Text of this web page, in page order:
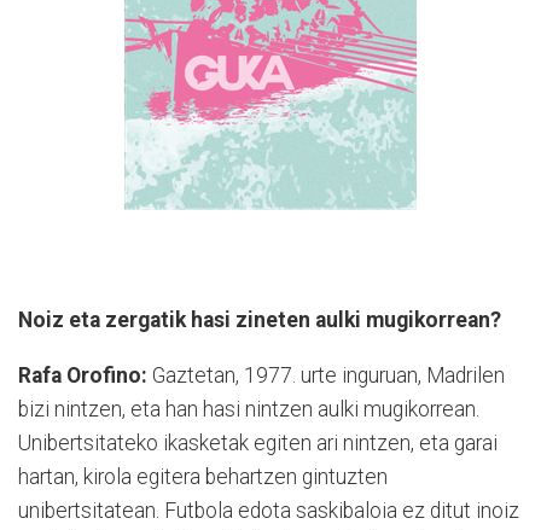
Noiz eta zergatik hasi zineten aulki mugikorrean?
Rafa Orofino: Gaztetan, 1977. urte inguruan, Madrilen
bizi nintzen, eta han hasi nintzen aulki mugikorrean.
Unibertsitateko ikasketak egiten ari nintzen, eta garai
hartan, kirola egitera behartzen gintuzten
unibertsitatean. Futbola edota saskibaloia ez ditut inoiz